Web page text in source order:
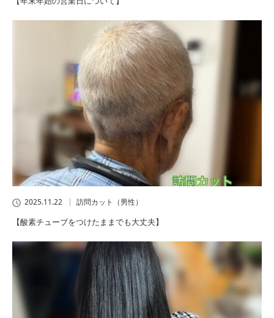
2025.11.22 訪問カット（男性）
【酸素チューブをつけたままでも大丈夫】